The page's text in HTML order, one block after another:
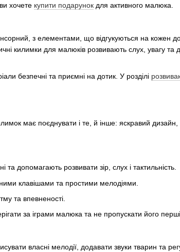
хочете купити подарунок для активного малюка.
з елементами, що відгукуються на кожен
килимки для малюків розвивають слух, увагу та
безпечні та приємні на дотик. У розділі
має поєднувати і те, й інше: яскравий дизайн,
допомагають розвивати зір, слух і тактильність.
клавішами та простими мелодіями.
та впевненості.
за іграми малюка та не пропускати його перші
власні мелодії, додавати звуки тварин та